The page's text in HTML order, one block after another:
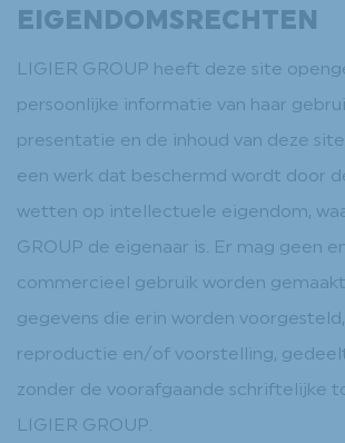
EIGENDOMSRECHTEN
LIGIER GROUP heeft deze site
persoonlijke informatie van haar
presentatie en de inhoud van deze
een werk dat beschermd wordt door
wetten op intellectuele eigendom,
GROUP de eigenaar is. Er mag geen
commercieel gebruik worden
gegevens die erin worden
reproductie en/of voorstelling,
zonder de voorafgaande schriftelijke
LIGIER GROUP.